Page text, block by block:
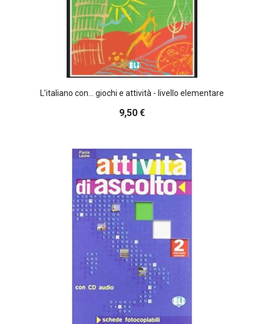
L’italiano con... giochi e attività - livello elementare
9,50 €